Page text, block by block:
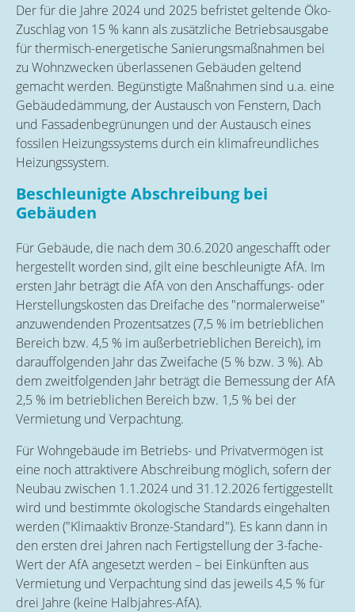
Der für die Jahre 2024 und 2025 befristet geltende Öko-
Zuschlag von 15 % kann als zusätzliche Betriebsausgabe
für thermisch-energetische Sanierungsmaßnahmen bei
zu Wohnzwecken überlassenen Gebäuden geltend
gemacht werden. Begünstigte Maßnahmen sind u.a. eine
Gebäudedämmung, der Austausch von Fenstern, Dach
und Fassadenbegrünungen und der Austausch eines
fossilen Heizungssystems durch ein klimafreundliches
Heizungssystem.
Beschleunigte Abschreibung bei
Gebäuden
Für Gebäude, die nach dem 30.6.2020 angeschafft oder
hergestellt worden sind, gilt eine beschleunigte AfA. Im
ersten Jahr beträgt die AfA von den Anschaffungs- oder
Herstellungskosten das Dreifache des "normalerweise"
anzuwendenden Prozentsatzes (7,5 % im betrieblichen
Bereich bzw. 4,5 % im außerbetrieblichen Bereich), im
darauffolgenden Jahr das Zweifache (5 % bzw. 3 %). Ab
dem zweitfolgenden Jahr beträgt die Bemessung der AfA
2,5 % im betrieblichen Bereich bzw. 1,5 % bei der
Vermietung und Verpachtung.
Für Wohngebäude im Betriebs- und Privatvermögen ist
eine noch attraktivere Abschreibung möglich, sofern der
Neubau zwischen 1.1.2024 und 31.12.2026 fertiggestellt
wird und bestimmte ökologische Standards eingehalten
werden ("Klimaaktiv Bronze-Standard"). Es kann dann in
den ersten drei Jahren nach Fertigstellung der 3-fache-
Wert der AfA angesetzt werden – bei Einkünften aus
Vermietung und Verpachtung sind das jeweils 4,5 % für
drei Jahre (keine Halbjahres-AfA).